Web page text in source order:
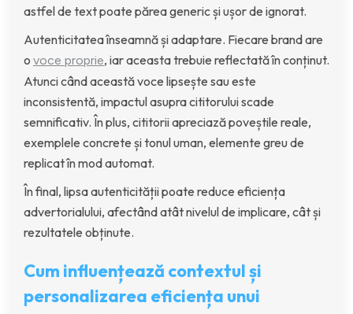
astfel de text poate părea generic și ușor de ignorat.
Autenticitatea înseamnă și adaptare. Fiecare brand are
o voce proprie, iar aceasta trebuie reflectată în conținut.
Atunci când această voce lipsește sau este
inconsistentă, impactul asupra cititorului scade
semnificativ. În plus, cititorii apreciază poveștile reale,
exemplele concrete și tonul uman, elemente greu de
replicat în mod automat.
În final, lipsa autenticității poate reduce eficiența
advertorialului, afectând atât nivelul de implicare, cât și
rezultatele obținute.
Cum influențează contextul și
personalizarea eficiența unui